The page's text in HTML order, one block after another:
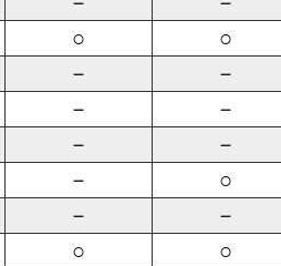
○ ○
－ －
－ －
－ －
－ ○
－ －
○ ○